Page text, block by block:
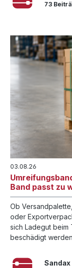
73
03.08.26
Band passt zu
Ob
oder
sich Ladegut
beschädigt
Sandax